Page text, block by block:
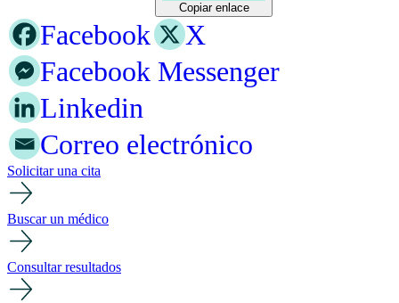
Copiar enlace
Facebook
X
Facebook Messenger
Linkedin
Correo electrónico
Solicitar una cita
Buscar un médico
Consultar resultados